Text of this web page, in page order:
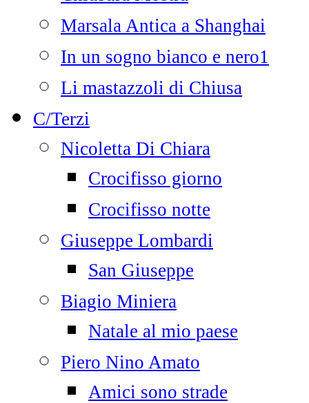
Marsala Antica a Shanghai
In un sogno bianco e nero1
Li mastazzoli di Chiusa
C/Terzi
Nicoletta Di Chiara
Crocifisso giorno
Crocifisso notte
Giuseppe Lombardi
San Giuseppe
Biagio Miniera
Natale al mio paese
Piero Nino Amato
Amici sono strade